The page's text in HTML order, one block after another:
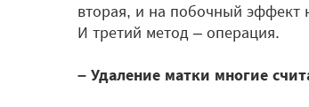
вторая, и на побочный эффект
И третий метод – операция.
– Удаление матки многие